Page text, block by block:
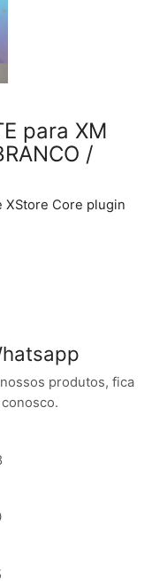
para XM
/
XStore Core plugin
produtos, fica